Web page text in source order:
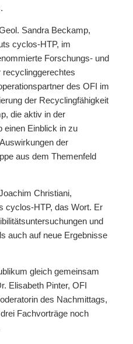
Sandra Beckamp,
cyclos-HTP, im
Forschungs- und
recyclinggerechtes
des OFI im
der Recyclingfähigkeit
die aktiv in der
einen Einblick in zu
der
aus dem Themenfeld
Christiani,
cyclos-HTP, das Wort. Er
und
auch auf neue Ergebnisse
gleich gemeinsam
Elisabeth Pinter, OFI
des Nachmittags,
Fachvorträge noch